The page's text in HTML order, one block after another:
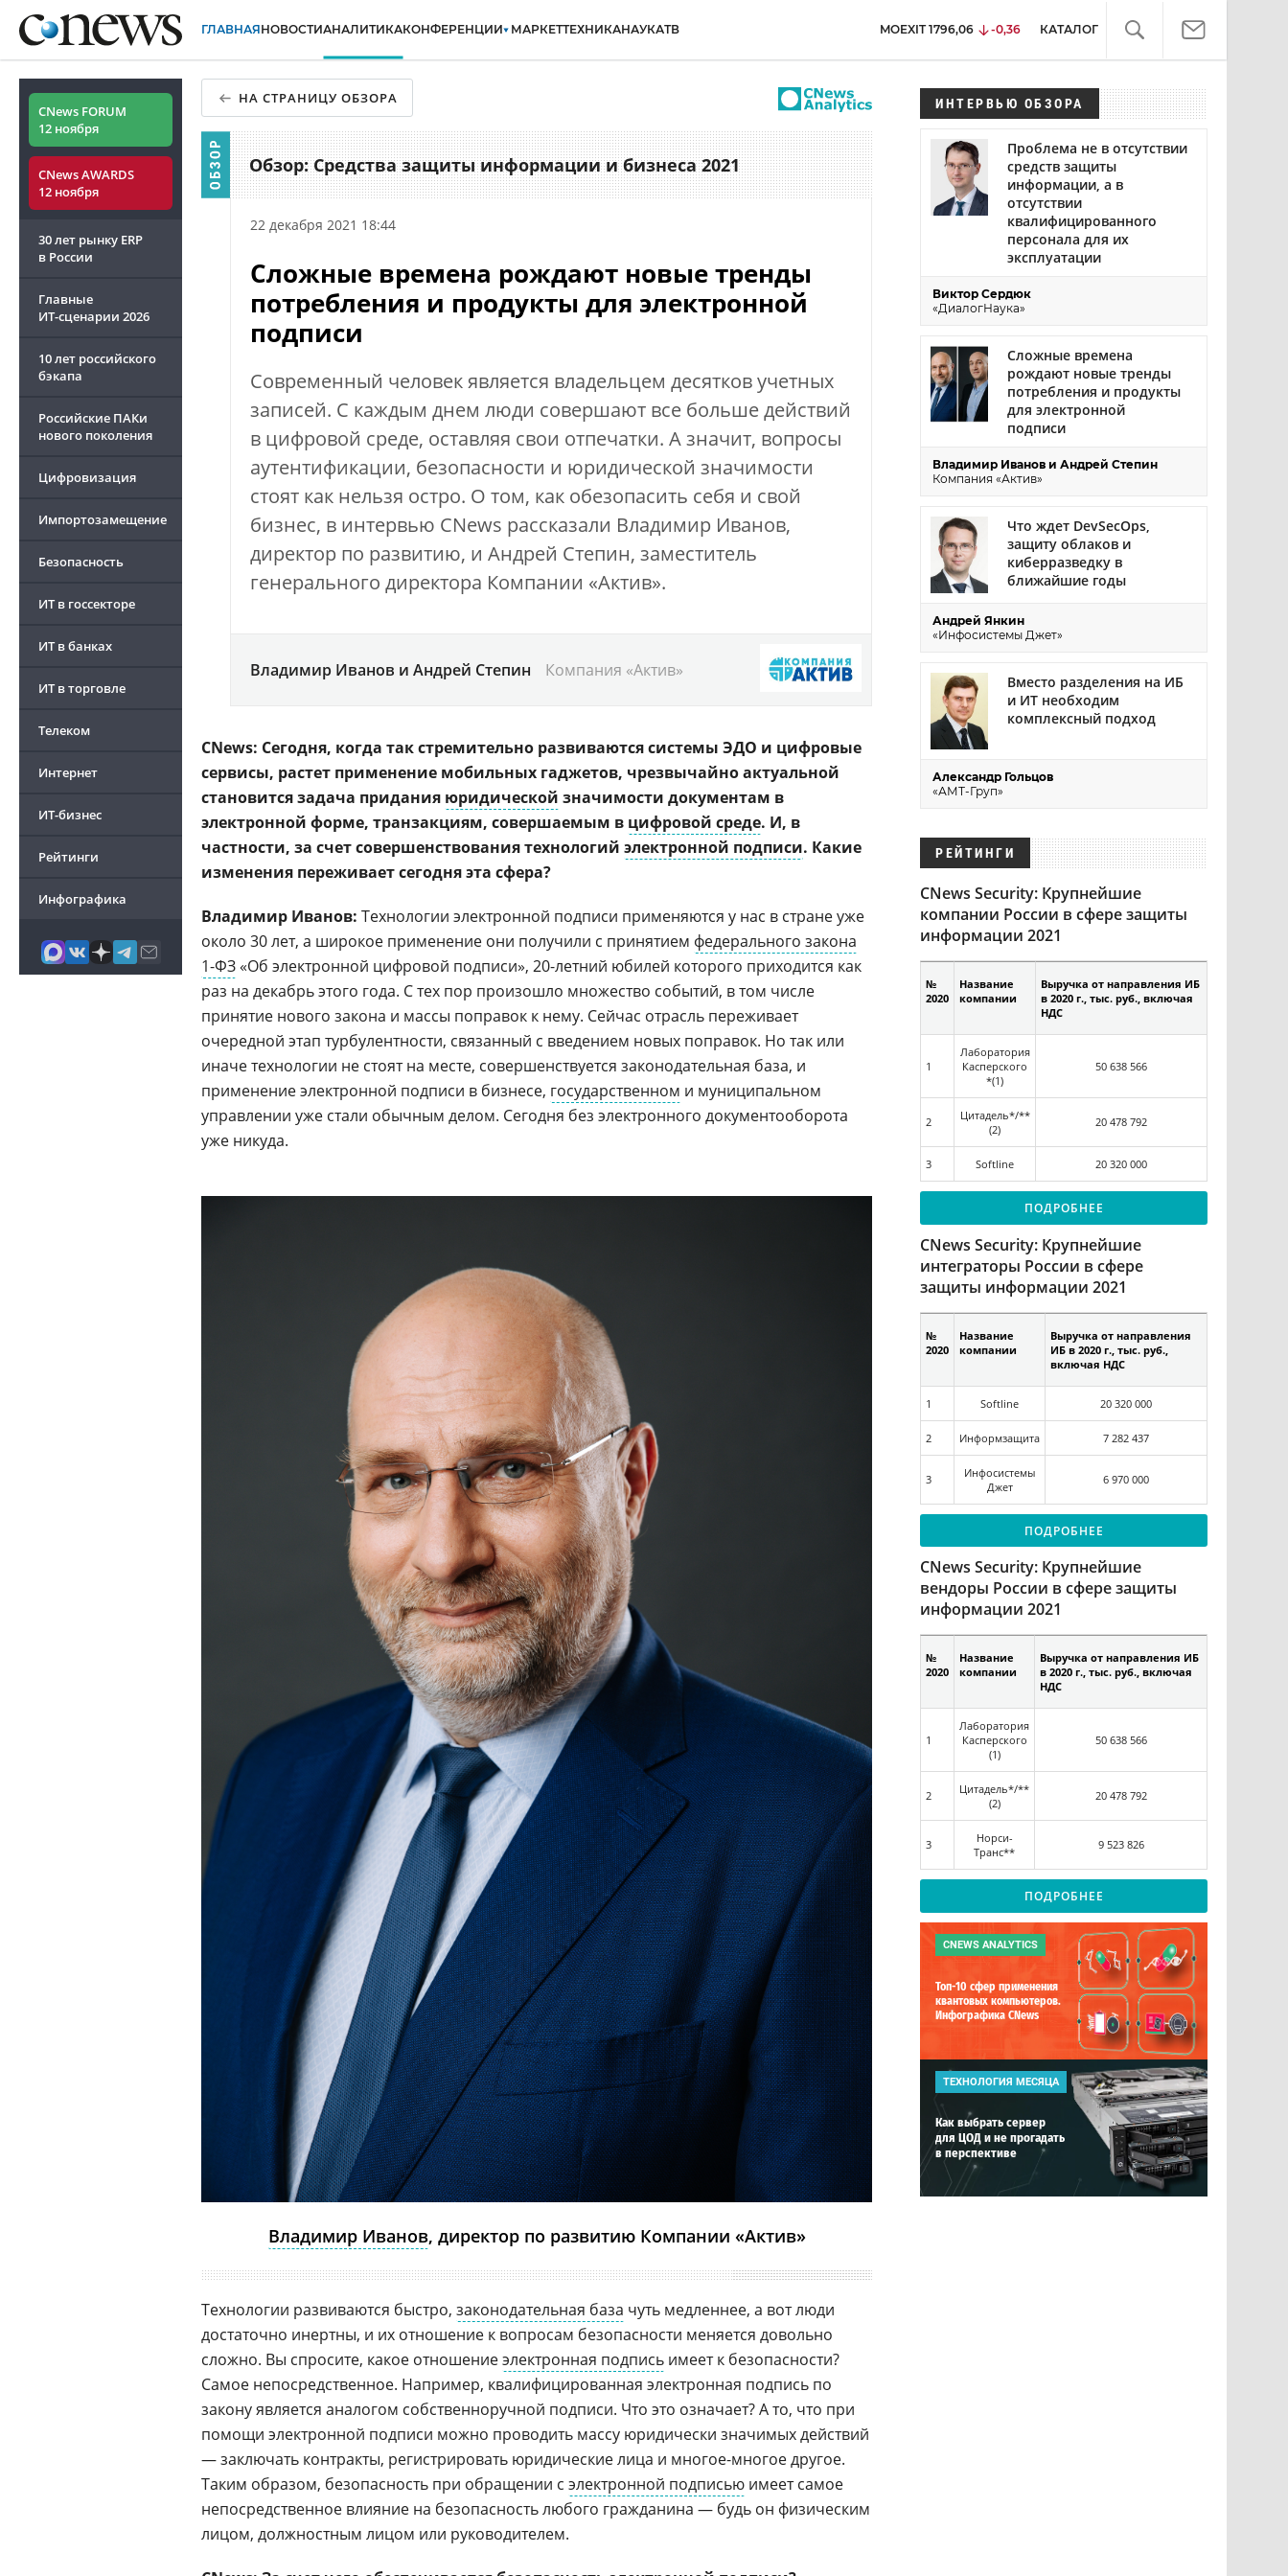
ГЛАВНАЯНОВОСТИАНАЛИТИКАКОНФЕРЕНЦИИ МАРКЕТТЕХНИКАНАУКАТВ MOEXIT 1796,06 -0,36 КАТАЛОГ
CNews FORUM
12 ноября
CNews AWARDS
12 ноября
30 лет рынку ERP
в России
Главные
ИТ-сценарии 2026
10 лет российского
бэкапа
Российские ПАКи
нового поколения
Цифровизация
Импортозамещение
Безопасность
ИТ в госсекторе
ИТ в банках
ИТ в торговле
Телеком
Интернет
ИТ-бизнес
Рейтинги
Инфографика
НА СТРАНИЦУ ОБЗОРА
Обзор: Средства защиты информации и бизнеса 2021
22 декабря 2021 18:44
Сложные времена рождают новые тренды
потребления и продукты для электронной
подписи
Современный человек является владельцем десятков учетных
записей. С каждым днем люди совершают все больше действий
в цифровой среде, оставляя свои отпечатки. А значит, вопросы
аутентификации, безопасности и юридической значимости
стоят как нельзя остро. О том, как обезопасить себя и свой
бизнес, в интервью CNews рассказали Владимир Иванов,
директор по развитию, и Андрей Степин, заместитель
генерального директора Компании «Актив».
Владимир Иванов и Андрей Степин Компания «Актив»
CNews: Сегодня, когда так стремительно развиваются системы ЭДО и цифровые
сервисы, растет применение мобильных гаджетов, чрезвычайно актуальной
становится задача придания юридической значимости документам в
электронной форме, транзакциям, совершаемым в цифровой среде. И, в
частности, за счет совершенствования технологий электронной подписи. Какие
изменения переживает сегодня эта сфера?
Владимир Иванов: Технологии электронной подписи применяются у нас в стране уже
около 30 лет, а широкое применение они получили с принятием федерального закона
1-ФЗ «Об электронной цифровой подписи», 20-летний юбилей которого приходится как
раз на декабрь этого года. С тех пор произошло множество событий, в том числе
принятие нового закона и массы поправок к нему. Сейчас отрасль переживает
очередной этап турбулентности, связанный с введением новых поправок. Но так или
иначе технологии не стоят на месте, совершенствуется законодательная база, и
применение электронной подписи в бизнесе, государственном и муниципальном
управлении уже стали обычным делом. Сегодня без электронного документооборота
уже никуда.
Владимир Иванов, директор по развитию Компании «Актив»
Технологии развиваются быстро, законодательная база чуть медленнее, а вот люди
достаточно инертны, и их отношение к вопросам безопасности меняется довольно
сложно. Вы спросите, какое отношениеэлектронная подпись имеет к безопасности?
Самое непосредственное. Например, квалифицированная электронная подпись по
закону является аналогом собственноручной подписи. Что это означает? А то, что при
помощи электронной подписи можно проводить массу юридически значимых действий
— заключать контракты, регистрировать юридические лица и многое-многое другое.
Таким образом, безопасность при обращении с электронной подписью имеет самое
непосредственное влияние на безопасность любого гражданина — будь он физическим
лицом, должностным лицом или руководителем.
ИНТЕРВЬЮ ОБЗОРА
Проблема не в отсутствии
средств защиты
информации, а в
отсутствии
квалифицированного
персонала для их
эксплуатации
Виктор Сердюк
«ДиалогНаука»
Сложные времена
рождают новые тренды
потребления и продукты
для электронной
подписи
Владимир Иванов и Андрей Степин
Компания «Актив»
Что ждет DevSecOps,
защиту облаков и
киберразведку в
ближайшие годы
Андрей Янкин
«Инфосистемы Джет»
Вместо разделения на ИБ
и ИТ необходим
комплексный подход
Александр Гольцов
«АМТ-Груп»
РЕЙТИНГИ
CNews Security: Крупнейшие
компании России в сфере защиты
информации 2021
№
2020
Название
компании
Выручка от направления ИБ
в 2020 г., тыс. руб., включая
НДС
1
Лаборатория
Касперского
*(1)
50 638 566
2
Цитадель*/**
(2)
20 478 792
3 Softline 20 320 000
ПОДРОБНЕЕ
CNews Security: Крупнейшие
интеграторы России в сфере
защиты информации 2021
№
2020
Название
компании
Выручка от направления
ИБ в 2020 г., тыс. руб.,
включая НДС
1 Softline 20 320 000
2 Информзащита 7 282 437
3
Инфосистемы
Джет
6 970 000
ПОДРОБНЕЕ
CNews Security: Крупнейшие
вендоры России в сфере защиты
информации 2021
№
2020
Название
компании
Выручка от направления ИБ
в 2020 г., тыс. руб., включая
НДС
1
Лаборатория
Касперского
(1)
50 638 566
2
Цитадель*/**
(2)
20 478 792
3
Норси-
Транс**
9 523 826
ПОДРОБНЕЕ
CNEWS ANALYTICS
Топ-10 сфер применения
квантовых компьютеров.
Инфографика CNews
ТЕХНОЛОГИЯ МЕСЯЦА
Как выбрать сервер
для ЦОД и не прогадать
в перспективе